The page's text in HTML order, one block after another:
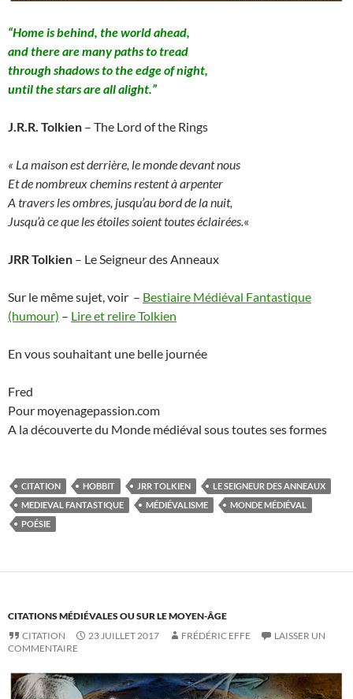
“Home is behind, the world ahead,
and there are many paths to tread
through shadows to the edge of night,
until the stars are all alight.”
J.R.R. Tolkien – The Lord of the Rings
« La maison est derrière, le monde devant nous
Et de nombreux chemins restent à arpenter
A travers les ombres, jusqu’au bord de la nuit,
Jusqu’à ce que les étoiles soient toutes éclairées.«
JRR Tolkien – Le Seigneur des Anneaux
Sur le même sujet, voir – Bestiaire Médiéval Fantastique
(humour) – Lire et relire Tolkien
En vous souhaitant une belle journée
Fred
Pour moyenagepassion.com
A la découverte du Monde médiéval sous toutes ses formes
CITATION HOBBIT JRR TOLKIEN
LE SEIGNEUR DES ANNEAUX
MEDIEVAL FANTASTIQUE
MÉDIÉVALISME
MONDE MÉDIÉVAL
POÉSIE
CITATIONS MÉDIÉVALES OU SUR LE MOYEN-ÂGE
CITATION
23 JUILLET 2017 FRÉDÉRIC EFFE
LAISSER UN
COMMENTAIRE